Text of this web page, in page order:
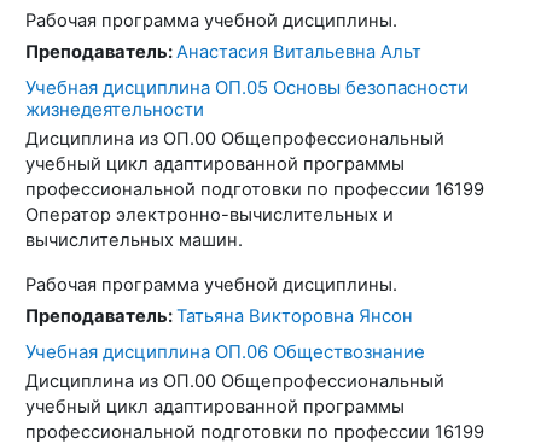
Рабочая программа учебной дисциплины.
Преподаватель:Анастасия Витальевна Альт
Учебная дисциплина ОП.05 Основы безопасности
жизнедеятельности
Дисциплина из ОП.00 Общепрофессиональный
учебный цикл адаптированной программы
профессиональной подготовки по профессии 16199
Оператор электронно-вычислительных и
вычислительных машин.
Рабочая программа учебной дисциплины.
Преподаватель:Татьяна Викторовна Янсон
Учебная дисциплина ОП.06 Обществознание
Дисциплина из ОП.00 Общепрофессиональный
учебный цикл адаптированной программы
профессиональной подготовки по профессии 16199